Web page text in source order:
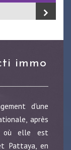
d'une
après
où elle est
Pattaya, en